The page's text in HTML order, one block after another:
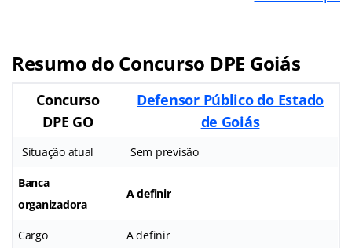
Resumo do Concurso DPE Goiás
Concurso
DPE GO
Defensor Público do Estado
de Goiás
Situação atual Sem previsão
Banca
organizadora
A definir
Cargo A definir